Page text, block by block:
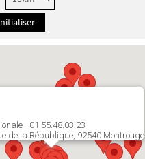
- 01.55.48.03.23
de la République, 92540 Montrouge